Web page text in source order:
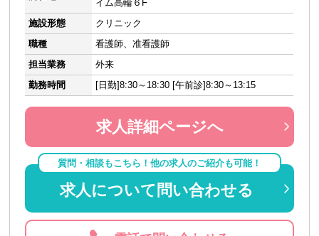
イム高輪６F
施設形態
クリニック
職種
看護師、准看護師
担当業務
外来
勤務時間
[日勤]8:30～18:30 [午前診]8:30～13:15
求人詳細ページへ
質問・相談もこちら！他の求人のご紹介も可能！
求人について問い合わせる